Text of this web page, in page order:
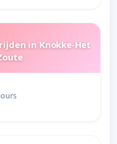
in Knokke-Het